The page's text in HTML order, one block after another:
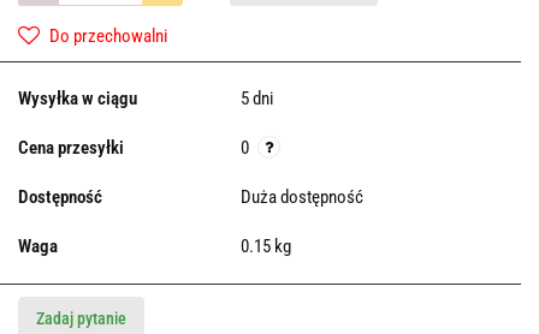
Do przechowalni
Wysyłka w ciągu 5 dni
Cena przesyłki 0
Dostępność Duża dostępność
Waga 0.15 kg
Zadaj pytanie